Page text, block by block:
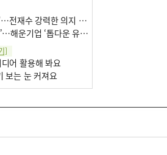
與가 막은 ‘산은 부산행’…전재수 강력한 의지 표명 없인 공염불
田 “장금상선도 설득중”…해운기업 ‘톱다운 유치전’ 가속
]
어 활용해 봐요
보는 눈 커져요
구·군 승진 축하화분 관행 없애자니 소상공인 울상